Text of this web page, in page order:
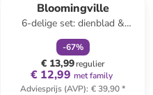
Bloomingville
6-delige set: dienblad &
decoratie "Sanga"
beige/lichtbruin - (H)22,5 x Ø
18 cm
-67%
€ 13,99regulier
€ 12,99 met family
Adviesprijs (AVP): € 39,90*